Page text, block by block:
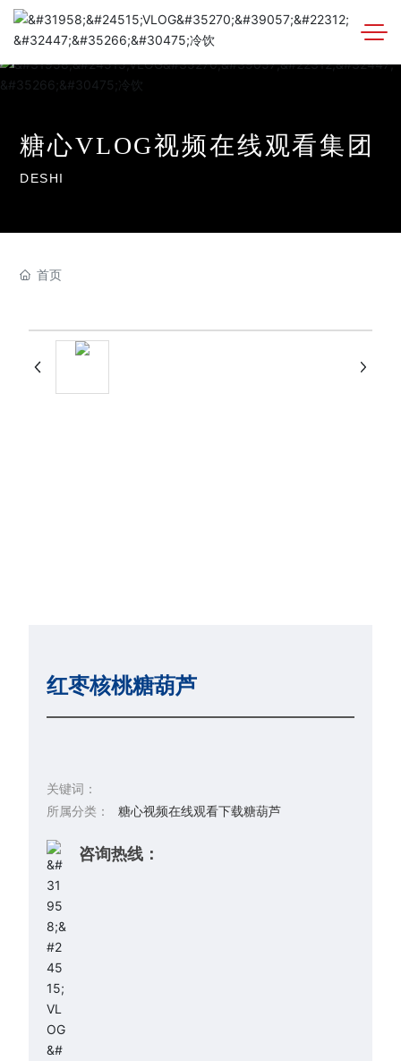
糖心VLOG视频在线观看集 团
DESHI
首页
红枣核桃糖葫芦
关键词：
所属分类：
糖心视频在线观看下载糖葫芦
咨询热线：